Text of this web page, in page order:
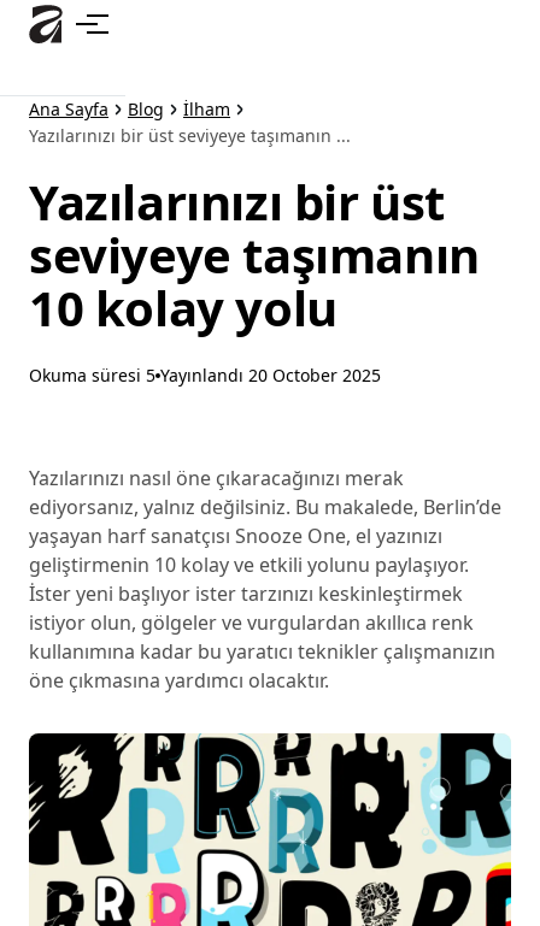
Ana
içeriğe
Ana Sayfa Blog
İlham
Yazılarınızı bir üst seviyeye taşımanın ...
Yazılarınızı bir üst
seviyeye taşımanın
10 kolay yolu
Okuma süresi 5 Yayınlandı 20 October 2025
Yazılarınızı nasıl öne çıkaracağınızı merak
ediyorsanız, yalnız değilsiniz. Bu makalede, Berlin’de
yaşayan harf sanatçısı Snooze One, el yazınızı
geliştirmenin 10 kolay ve etkili yolunu paylaşıyor.
İster yeni başlıyor ister tarzınızı keskinleştirmek
istiyor olun, gölgeler ve vurgulardan akıllıca renk
kullanımına kadar bu yaratıcı teknikler çalışmanızın
öne çıkmasına yardımcı olacaktır.